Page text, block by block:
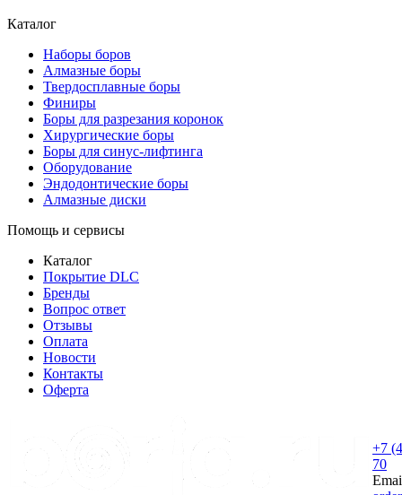
Каталог
Наборы боров
Алмазные боры
Твердосплавные боры
Финиры
Боры для разрезания коронок
Хирургические боры
Боры для синус-лифтинга
Оборудование
Эндодонтические боры
Алмазные диски
Помощь и сервисы
Каталог
Покрытие DLC
Бренды
Вопрос ответ
Отзывы
Оплата
Новости
Контакты
Оферта
+7
70